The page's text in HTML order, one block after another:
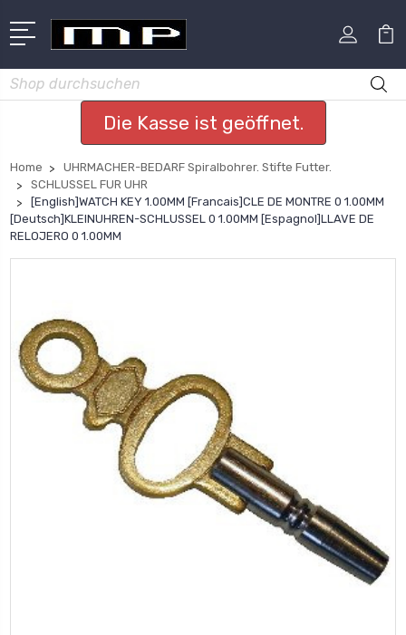
Suchen
Die Kasse ist geöffnet.
Home
UHRMACHER-BEDARF Spiralbohrer. Stifte Futter.
SCHLUSSEL FUR UHR
[English]WATCH KEY 1.00MM [Francais]CLE DE MONTRE 0 1.00MM
[Deutsch]KLEINUHREN-SCHLUSSEL 0 1.00MM [Espagnol]LLAVE DE
RELOJERO 0 1.00MM